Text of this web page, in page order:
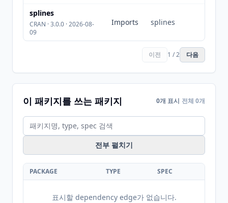
splines
CRAN · 3.0.0 · 2026-08-
09
Imports splines
이전 1 / 2 다음
이 패키지를 쓰는 패키지 0개 표시 전체 0개
전부 펼치기
PACKAGE TYPE SPEC
표시할 dependency edge가 없습니다.